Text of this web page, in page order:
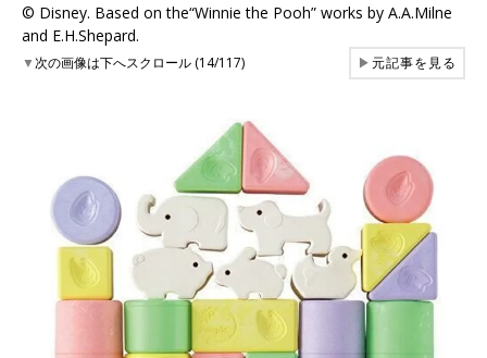
©︎ Disney. Based on the“Winnie the Pooh” works by A.A.Milne
and E.H.Shepard.
▼次の画像は下へスクロール (14/117) ▶元記事を見る